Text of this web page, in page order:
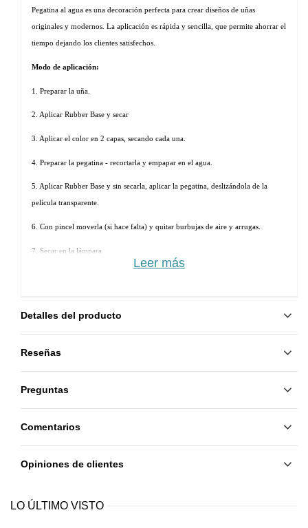
Pegatina al agua es una decoración perfecta para crear diseños de uñas
originales y modernos. La aplicación es rápida y sencilla, que permite ahorrar el
tiempo dejando los clientes satisfechos.
Modo de aplicación:
1. Preparar la uña.
2. Aplicar Rubber Base y secar
3. Aplicar el color en 2 capas, secando cada una.
4. Preparar la pegatina - recortarla y empapar en el agua.
5. Aplicar Rubber Base y sin secarla, aplicar la pegatina, deslizándola de la
película transparente.
6. Con pincel moverla (si hace falta) y quitar burbujas de aire y arrugas.
7. Secar en la lámpara.
Leer más
Detalles del producto
Reseñas
Preguntas
Comentarios
Opiniones de clientes
LO ÚLTIMO VISTO